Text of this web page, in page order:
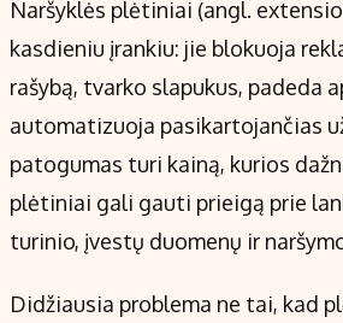
Naršyklės plėtiniai (angl.
kasdieniu įrankiu: jie blokuoja
rašybą, tvarko slapukus, padeda
automatizuoja pasikartojančias
patogumas turi kainą, kurios
plėtiniai gali gauti prieigą prie
turinio, įvestų duomenų ir
Didžiausia problema ne tai, kad